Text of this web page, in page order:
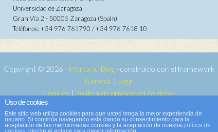
Universidad de Zaragoza
Gran Vía 2 - 50005 Zaragoza (Spain)
Teléfonos: +34 976 761790 / +34 976 7618 10
Copyright © 2026 · Monta tu Blog· construido con el framework
Genesis | Login
Cookies | Política de privacidad de datos
Copyright © 2026 ·
WordPress·Acceder
Uso de cookies
Este sitio web utiliza cookies para que usted tenga la mejor experiencia de
usuario. Si continúa navegando está dando su consentimiento para la
aceptación de las mencionadas cookies y la aceptación de nuestra política de